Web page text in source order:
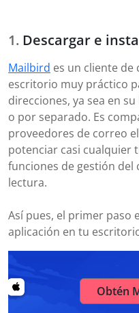
Descargar e
Mailbird es un cliente
escritorio muy práctico
direcciones, ya sea en
o por separado. Es
proveedores de correo
potenciar casi cualquier
funciones de gestión
lectura.
Así pues, el primer paso
aplicación en tu
Obtén